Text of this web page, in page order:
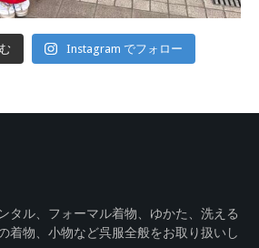
Instagram でフォロー
タル、フォーマル着物、ゆかた、洗える
着物、小物など呉服全般をお取り扱いし